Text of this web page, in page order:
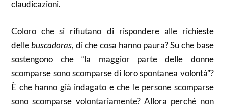
claudicazioni.
Coloro che si rifiutano di rispondere alle richieste
dellebuscadoras, di che cosa hanno paura? Su che base
sostengono che “la maggior parte delle donne
scomparse sono scomparse di loro spontanea volontà”?
È che hanno già indagato e che le persone scomparse
sono scomparse volontariamente? Allora perché non